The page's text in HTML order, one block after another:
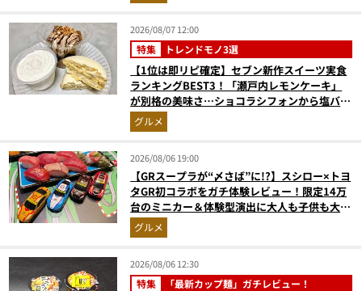
2026/08/07 12:00
特集 トレンドモノ3選
【1位は即リピ確定】セブン新作スイーツ実食
ランキングBEST3！「瀬戸内レモンケーキ」
が別格の美味さ…ショコラシフォンから塩バニ
ラプリンまで本気レビュー
グルメ
2026/08/06 19:00
【GRスープラが“〆さば”に!?】スシロー×トヨ
タGR初コラボをガチ体験レビュー！限定14万
台のミニカー＆体験型演出に大人も子供も大興
奮間違いなし
グルメ
2026/08/06 12:30
特集 「最新カップ麺」ガチレビュー！